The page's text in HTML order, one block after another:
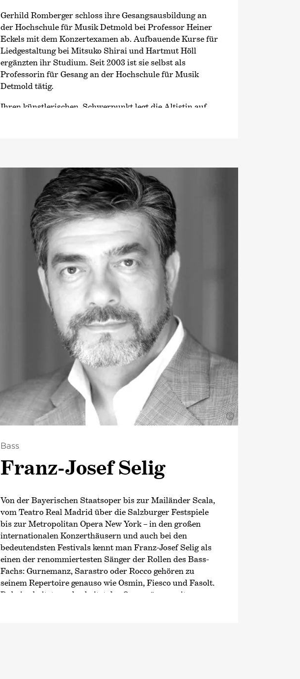
Gerhild Romberger schloss ihre Gesangsausbildung an
der Hochschule für Musik Detmold bei Professor Heiner
Eckels mit dem Konzertexamen ab. Aufbauende Kurse für
Liedgestaltung bei Mitsuko Shirai und Hartmut Höll
ergänzten ihr Studium. Seit 2003 ist sie selbst als
Professorin für Gesang an der Hochschule für Musik
Detmold tätig.
Ihren künstlerischen Schwerpunkt legt die Altistin auf
Wiener und Berliner Philharmonikern unter Andris
Nelsons und Gustavo Dudamel, dem Los Angeles
Symphony Orchestra unter Herbert Blomstedt, dem
Leipziger Gewandhausorchester unter Riccardo Chailly
sowie Konzerte mit Manfred Honeck waren wichtige
Stationen vergangener Jahre.
Auch in der Spielzeit 2018/19 widmet sich Gerhild
Romberger der Musik Mahlers: so führen sie Konzerte
›Lied von der Erde‹ nach Monte Carlo, mit
Mahlers 2. Sinfonie zur Accademia Nazionale di Santa
Cecilia nach Rom und zu den Berliner Philharmonikern
sowie mit der 3. Sinfonie zum Stavanger Symphony
Orchestra. Außerdem kehrt sie unter Kent Nagano mit
›Requiem‹ und Mahlers 2. Sinfonie an die
Elbphilharmonie zurück, bevor sie die Saison mit
Dvoraks Stabat mater und dem Maggio Musicale
Fiorentino in Florenz beschließt. Ihre CD Einspielung
von Mahlers 3. Sinfoniemit dem Symphonieorchester des
Bayerischen Rundfunks unter Bernard Haitink wurde
2018 mit dem BBC Music Magazine Award als
›Recording of the year‹
ausgezeichnet. ©
Bass
Franz-Josef Selig
Von der Bayerischen Staatsoper bis zur Mailänder Scala,
vom Teatro Real Madrid über die Salzburger Festspiele
bis zur Metropolitan Opera New York – in den großen
internationalen Konzerthäusern und auch bei den
bedeutendsten Festivals kennt man Franz-Josef Selig als
einen der renommiertesten Sänger der Rollen des Bass-
Fachs: Gurnemanz, Sarastro oder Rocco gehören zu
seinem Repertoire genauso wie Osmin, Fiesco und Fasolt.
Dabei arbeitete und arbeitet der Opernsänger mit